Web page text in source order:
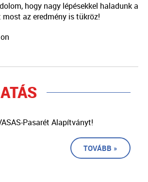
hogy nagy lépésekkel haladunk a
az eredmény is tükröz!
Pasarét Alapítványt!
TOVÁBB »